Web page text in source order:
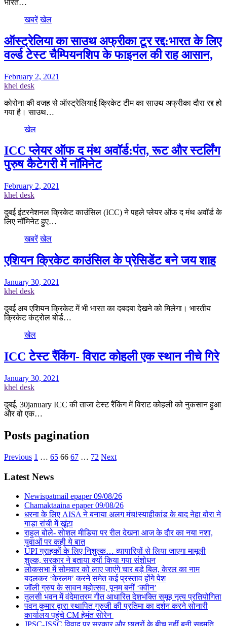
भारत…
खबरें खेल
ऑस्ट्रेलिया का साउथ अफ्रीका टूर रद्द:भारत के लिए
वर्ल्ड टेस्ट चैम्पियनशिप के फाइनल की राह आसान,
February 2, 2021
khel desk
कोरोना की वजह से ऑस्ट्रेलियाई क्रिकेट टीम का साउथ अफ्रीका दौरा रद्द हो
गया है। साउथ…
खेल
ICC प्लेयर ऑफ द मंथ अवॉर्ड:पंत, रूट और स्टर्लिंग
पुरुष कैटेगरी में नॉमिनेट
February 2, 2021
khel desk
दुबई इंटरनेशनल क्रिकेट काउंसिल (ICC) ने पहले प्लेयर ऑफ द मंथ अवॉर्ड के
लिए नॉमिनेट हुए…
खबरें खेल
एशियन क्रिकेट काउंसिल के प्रेसिडेंट बने जय शाह
January 30, 2021
khel desk
दुबई अब एशियन क्रिकेट में भी भारत का दबदबा देखने को मिलेगा। भारतीय
क्रिकेट कंट्रोल बोर्ड…
खेल
ICC टेस्ट रैंकिंग- विराट कोहली एक स्थान नीचे गिरे
January 30, 2021
khel desk
दुबई, 30january ICC की ताजा टेस्ट रैंकिंग में विराट कोहली को नुकसान हुआ
और वो एक…
Posts pagination
Previous 1 … 65 66 67 … 72 Next
Latest News
Newispatmail epaper 09/08/26
Chamaktaaina epaper 09/08/26
धरना के लिए AISA ने बनाया अलग मंच!स्याहीकांड के बाद नेहा बोरा ने
गाड़ा रांची में खूंटा
राहुल बोले- सोशल मीडिया पर रील देखना आज के दौर का नया नशा,
युवाओं पर कही ये बात
UPI ग्राहकों के लिए निशुल्क… व्यापारियों से लिया जाएगा मामूली
शुल्क, सरकार ने बताया क्यों किया गया संशोधन
लोकसभा में सोमवार को लाए जाएंगे चार बड़े बिल, केरल का नाम
बदलकर ‘केरलम’ करने समेत कई प्रस्ताव होंगे पेश
जॉली ग्रुप के सावन महोत्सव, पूनम बनीं ‘क्वीन’
तुलसी भवन में वंदेमातरम गीत आधारित देशभक्ति समूह नृत्य प्रतियोगिता
पवन कुमार द्वारा स्थापित गुरुजी की प्रतिमा का दर्शन करने सोनारी
कार्यालय पहुंचे CM हेमंत सोरेन